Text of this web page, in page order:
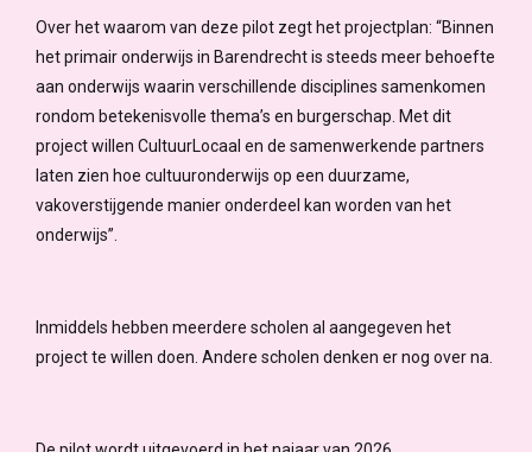
Over het waarom van deze pilot zegt het projectplan: “Binnen
het primair onderwijs in Barendrecht is steeds meer behoefte
aan onderwijs waarin verschillende disciplines samenkomen
rondom betekenisvolle thema’s en burgerschap. Met dit
project willen CultuurLocaal en de samenwerkende partners
laten zien hoe cultuuronderwijs op een duurzame,
vakoverstijgende manier onderdeel kan worden van het
onderwijs”.
Inmiddels hebben meerdere scholen al aangegeven het
project te willen doen. Andere scholen denken er nog over na.